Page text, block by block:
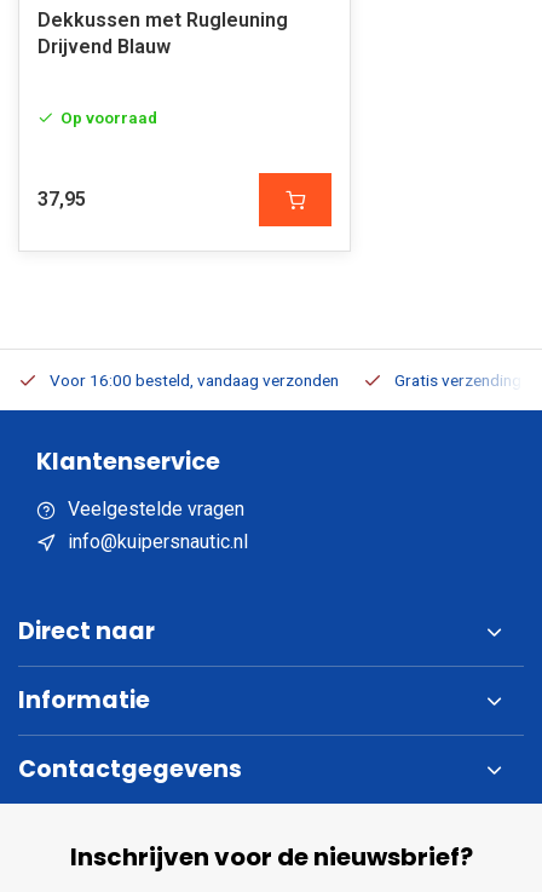
Dekkussen met Rugleuning
Drijvend Blauw
Op voorraad
37,95
Voor 16:00 besteld, vandaag verzonden Gratis verzending
Klantenservice
Veelgestelde vragen
info@kuipersnautic.nl
Direct naar
Informatie
Contactgegevens
Inschrijven voor de nieuwsbrief?